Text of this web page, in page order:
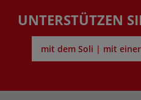
UNTERSTÜTZEN
mit dem Soli | mit